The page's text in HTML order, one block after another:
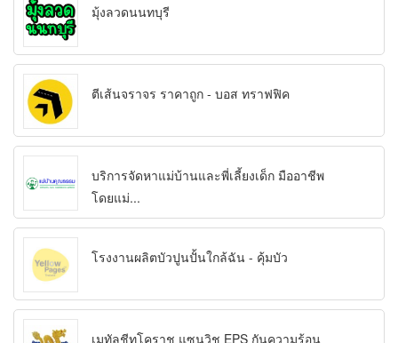
มุ้งลวดนนทบุรี
ตีเส้นจราจร ราคาถูก - บอส ทราฟฟิค
บริการจัดหาแม่บ้านและพี่เลี้ยงเด็ก มืออาชีพ
โดยแม่...
โรงงานผลิตบัวปูนปั้นใกล้ฉัน - คุ้มบัว
เมทัลชีทโคราช แซนวิช EPS กันความร้อน